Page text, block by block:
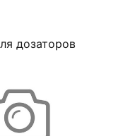
дозаторов